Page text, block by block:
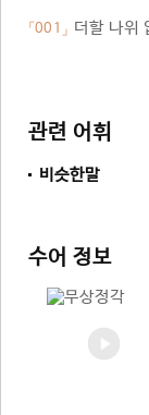
「001」 더할 나위
관련 어휘
비슷한말
수어 정보